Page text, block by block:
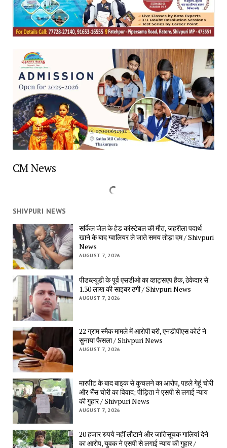
CM News
SHIVPURI NEWS
सर्किल जेल के हेड कांस्टेबल की मौत, जहरीला पदार्थ
खाने के बाद ग्वालियर ले जाते समय तोड़ा दम / Shivpuri
News
AUGUST 7, 2026
पीडब्ल्यूडी के पूर्व एसडीओ का व्हाट्सएप हैक, ठेकेदार से
1.30 लाख की साइबर ठगी / Shivpuri News
AUGUST 7, 2026
22 ग्राम स्मैक मामले में आरोपी बरी, एनडीपीएस कोर्ट ने
सुनाया फैसला / Shivpuri News
AUGUST 7, 2026
मारपीट के बाद बाइक से कुचलने का आरोप, पहले गेहूं चोरी
और भैंस चोरी का विवाद; पीड़िता ने एसपी से लगाई न्याय
की गुहार / Shivpuri News
AUGUST 7, 2026
20 हजार रुपये नहीं लौटाने और जातिसूचक गालियां देने
का आरोप, युवक ने एसपी से लगाई न्याय की गुहार /